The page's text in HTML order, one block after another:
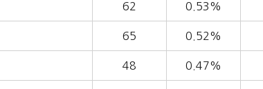
62 0.53%
65 0.52%
48 0.47%